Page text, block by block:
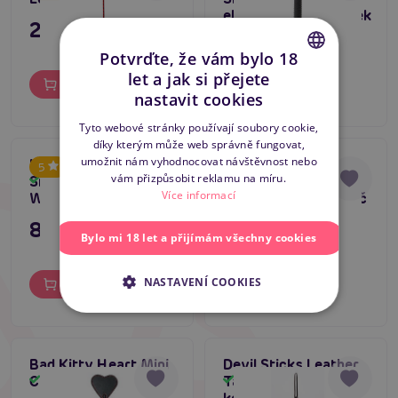
295 Kč
elektrošokový obušek
1 569 Kč
Do košíku
5
Kožený bič Zado
Single Tail Leather
Whip
Skladem
895 Kč
Devil Sticks Crop
Polished Leather
black/red, kožený bič
Skladem
295 Kč
Do košíku
Bad Kitty Heart Mini
CropSkladem
Devil Sticks Leather
Tails Whip (Red),
ENGLISH
Potvrďte, že vám bylo 18
let a jak si přejete
nastavit cookies
Tyto webové stránky používají soubory cookie,
díky kterým může web správně fungovat,
umožnit nám vyhodnocovat návštěvnost nebo
vám přizpůsobit reklamu na míru.
Více informací
Bylo mi 18 let a přijímám všechny cookies
NASTAVENÍ COOKIES